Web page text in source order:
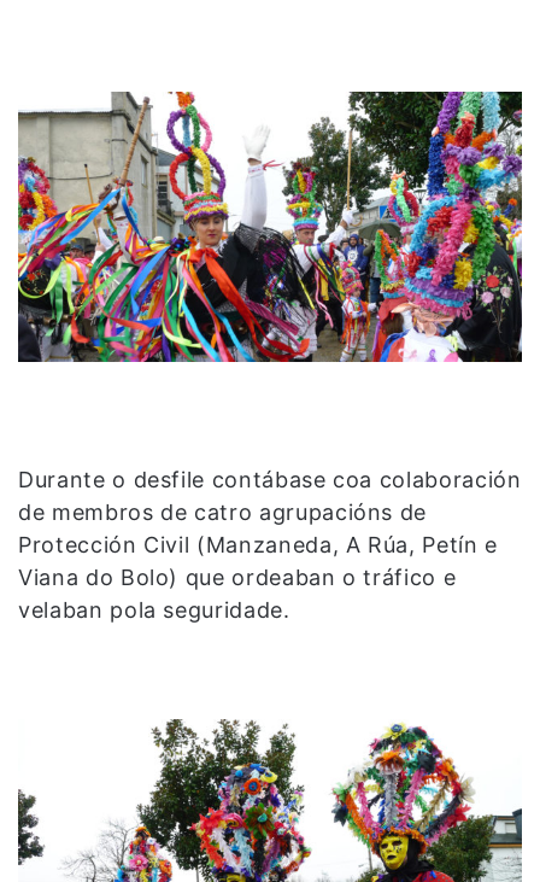
Durante o desfile contábase coa colaboración
de membros de catro agrupacións de
Protección Civil (Manzaneda, A Rúa, Petín e
Viana do Bolo) que ordeaban o tráfico e
velaban pola seguridade.